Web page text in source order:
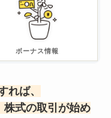
ボーナス情報
れば、
株式の取引が始め